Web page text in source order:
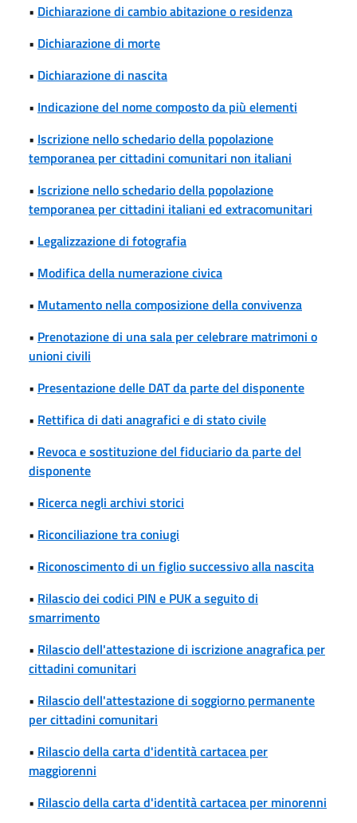
• Dichiarazione di cambio abitazione o residenza
• Dichiarazione di morte
• Dichiarazione di nascita
• Indicazione del nome composto da più elementi
• Iscrizione nello schedario della popolazione
temporanea per cittadini comunitari non italiani
• Iscrizione nello schedario della popolazione
temporanea per cittadini italiani ed extracomunitari
• Legalizzazione di fotografia
• Modifica della numerazione civica
• Mutamento nella composizione della convivenza
• Prenotazione di una sala per celebrare matrimoni o
unioni civili
• Presentazione delle DAT da parte del disponente
• Rettifica di dati anagrafici e di stato civile
• Revoca e sostituzione del fiduciario da parte del
disponente
• Ricerca negli archivi storici
• Riconciliazione tra coniugi
• Riconoscimento di un figlio successivo alla nascita
• Rilascio dei codici PIN e PUK a seguito di
smarrimento
• Rilascio dell'attestazione di iscrizione anagrafica per
cittadini comunitari
• Rilascio dell'attestazione di soggiorno permanente
per cittadini comunitari
• Rilascio della carta d'identità cartacea per
maggiorenni
• Rilascio della carta d'identità cartacea per minorenni